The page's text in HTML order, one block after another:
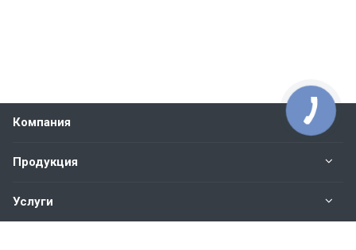
Компания
Продукция
Услуги